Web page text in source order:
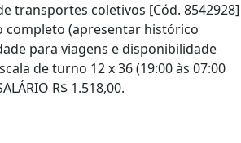
transportes coletivos [Cód. 8542928]
completo (apresentar histórico
para viagens e disponibilidade
de turno 12 x 36 (19:00 às 07:00
R$ 1.518,00.